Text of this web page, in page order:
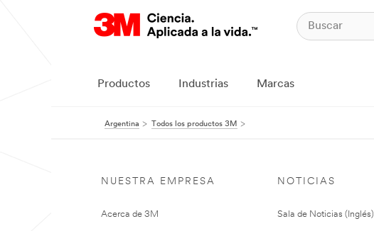
Productos Industrias Marcas
Argentina Todos los productos 3M
NUESTRA EMPRESA
Acerca de 3M
NOTICIAS
Sala de Noticias (Inglés)